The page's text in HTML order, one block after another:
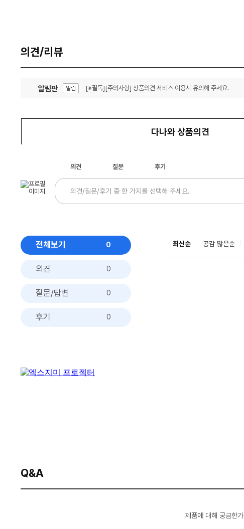
의견/리뷰
알림판 알림 [※필독][주의사항] 상품의견 서비스 이용시 유의해 주세요.
다나와 상품의견
의견 질문 후기
전체보기 0
의견 0
질문/답변 0
후기 0
최신순 공감 많은순
Q&A
제품에 대해 궁금한